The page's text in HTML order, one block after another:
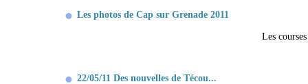
Les photos de Cap sur Grenade 2011
Les
22/05/11 Des nouvelles de Técou...